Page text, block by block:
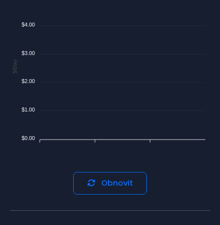
$4.00
$3.00
$2.00
$1.00
$0.00
$/Day
Obnovit